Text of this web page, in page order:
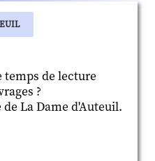
temps de lecture
?
La Dame d'Auteuil.